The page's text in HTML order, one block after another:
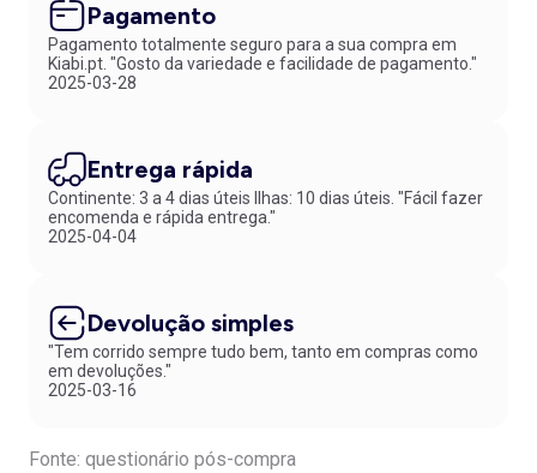
Pagamento
Pagamento totalmente seguro para a sua compra em
Kiabi.pt. "Gosto da variedade e facilidade de pagamento."
2025-03-28
Entrega rápida
Continente: 3 a 4 dias úteis Ilhas: 10 dias úteis. "Fácil fazer
encomenda e rápida entrega."
2025-04-04
Devolução simples
"Tem corrido sempre tudo bem, tanto em compras como
em devoluções."
2025-03-16
Fonte: questionário pós-compra